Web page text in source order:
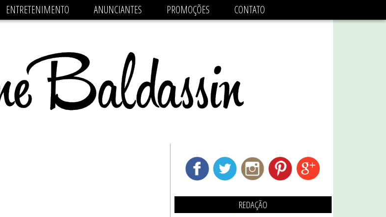
pagead/js/adsbygoogle.js'/>
ENTRETENIMENTO ANUNCIANTES PROMOÇÕES CONTATO
REDAÇÃO